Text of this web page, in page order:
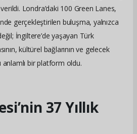
Londra’daki 100 Green Lanes,
gerçekleştirilen buluşma, yalnızca
İngiltere’de yaşayan Türk
kültürel bağlarının ve gelecek
bir platform oldu.
37 Yıllık